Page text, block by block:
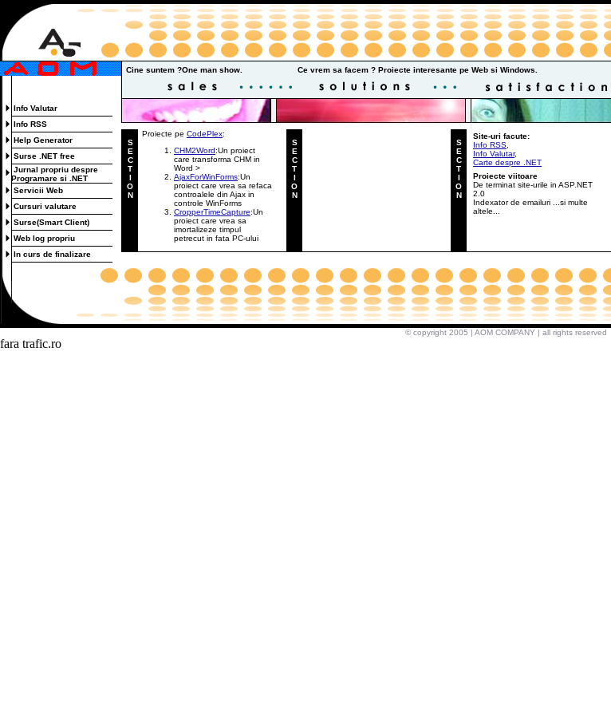
Info Valutar
Info RSS
Help Generator
Surse .NET free
Jurnal propriu despre
Programare si .NET
Servicii Web
Cursuri valutare
Surse(Smart Client)
Web log propriu
In curs de finalizare
Cine suntem ?One man show. Ce vrem sa facem ? Proiecte interesante pe Web si Windows.
S
E
C
T
I
O
N
Proiecte pe CodePlex:
CHM2Word:Un proiect
care transforma CHM in
Word >
AjaxForWinForms:Un
proiect care vrea sa refaca
controalele din Ajax in
controle WinForms
CropperTimeCapture:Un
proiect care vrea sa
imortalizeze timpul
petrecut in fata PC-ului
S
E
C
T
I
O
N
S
E
C
T
I
O
N
Site-uri facute:
Info RSS
Info Valutar,
Carte despre .NET
Proiecte viitoare
De terminat site-urile in ASP.NET
2.0
Indexator de emailuri ...si multe
altele...
© copyright 2005 | AOM COMPANY | all rights reserved
fara trafic.ro